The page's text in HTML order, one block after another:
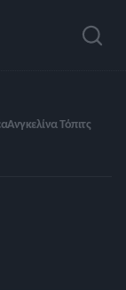
Ανγκελίνα Τόπιτς